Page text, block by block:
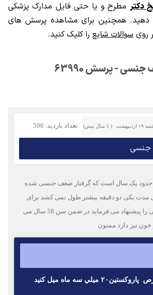
دکتر مطرح و یا حتی فایل مدارک پزشکی
دهید. همچنین برای مشاهده پرسش های
روی سوالات شایع را کلیک کنید.
- پرسش 63990
۰( 5 سال پیش) تعداد بازدید: 506
جنسی
یک سال است که گرفتار ضعف جنسی شده
مدت یکی دو دقیقه بیشتر طول نمی کشد برای
تقویت قوا چه دارویی را پیشنهاد می فرماید در ضمن سن 58 سال می
نیز دارد ممنون
ميلي سه ماه ميل كنيد